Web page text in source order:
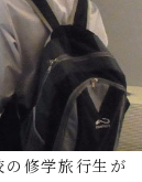
修学旅行生が